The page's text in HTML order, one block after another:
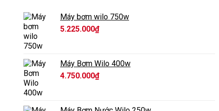
Máy bơm wilo 750w
5.225.000₫
Máy Bơm Wilo 400w
4.750.000₫